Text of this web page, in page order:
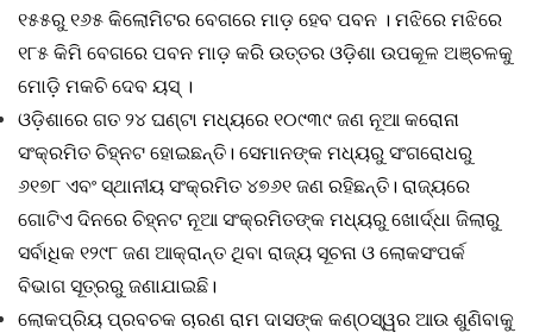
୧୫୫ରୁ ୧୬୫ କିଲୋମିଟର ବେଗରେ ମାଡ଼ ହେବ ପବନ । ମଝିରେ ମଝିରେ
୧୮୫ କିମି ବେଗରେ ପବନ ମାଡ଼ କରି ଉତ୍ତର ଓଡ଼ିଶା ଉପକୂଳ ଅଞ୍ଚଳକୁ
ମୋଡ଼ି ମକଚି ଦେବ ୟସ୍‌ ।
ଓଡ଼ିଶାରେ ଗତ ୨୪ ଘଣ୍ଟା ମଧ୍ୟରେ ୧୦୯୩୯ ଜଣ ନୂଆ କରୋନା
ସଂକ୍ରମିତ ଚିହ୍ନଟ ହୋଇଛନ୍ତି। ସେମାନଙ୍କ ମଧ୍ୟରୁ ସଂଗରୋଧରୁ
୬୧୭୮ ଏବଂ ସ୍ଥାନୀୟ ସଂକ୍ରମିତ ୪୭୬୧ ଜଣ ରହିଛନ୍ତି। ରାଜ୍ୟରେ
ଗୋଟିଏ ଦିନରେ ଚିହ୍ନଟ ନୂଆ ସଂକ୍ରମିତଙ୍କ ମଧ୍ୟରୁ ଖୋର୍ଦ୍ଧା ଜିଲାରୁ
ସର୍ବାଧିକ ୧୨୯୮ ଜଣ ଆକ୍ରାନ୍ତ ଥିବା ରାଜ୍ୟ ସୂଚନା ଓ ଲୋକସଂପର୍କ
ବିଭାଗ ସୂତ୍ରରୁ ଜଣାଯାଇଛି।
ଲୋକପ୍ରିୟ ପ୍ରବଚକ ଚାରଣ ରାମ ଦାସଙ୍କ କଣ୍ଠସ୍ୱର ଆଉ ଶୁଣିବାକୁ